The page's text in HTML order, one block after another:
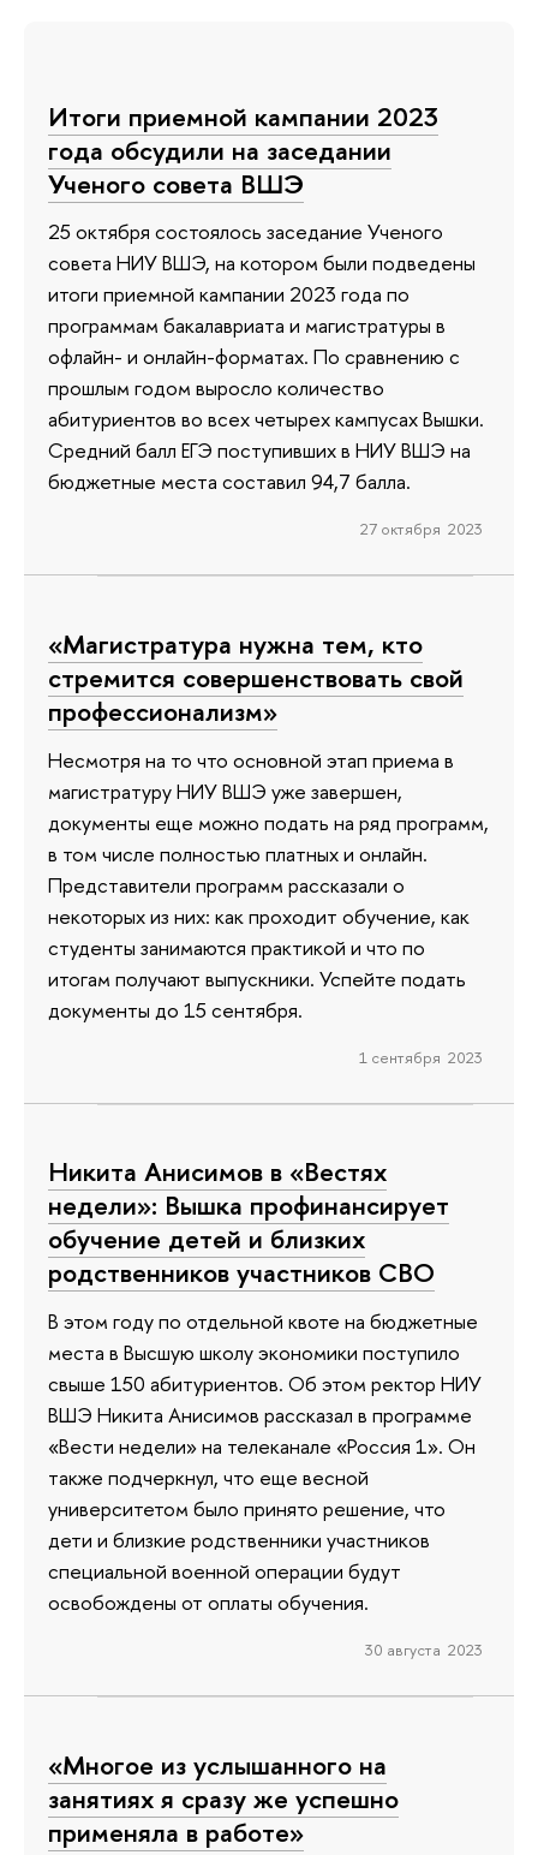
Итоги приемной кампании 2023
года обсудили на заседании
Ученого совета ВШЭ
25 октября состоялось заседание Ученого
совета НИУ ВШЭ, на котором были подведены
итоги приемной кампании 2023 года по
программам бакалавриата и магистратуры в
офлайн- и онлайн-форматах. По сравнению с
прошлым годом выросло количество
абитуриентов во всех четырех кампусах Вышки.
Средний балл ЕГЭ поступивших в НИУ ВШЭ на
бюджетные места составил 94,7 балла.
27 октября 2023
«Магистратура нужна тем, кто
стремится совершенствовать свой
профессионализм»
Несмотря на то что основной этап приема в
магистратуру НИУ ВШЭ уже завершен,
документы еще можно подать на ряд программ,
в том числе полностью платных и онлайн.
Представители программ рассказали о
некоторых из них: как проходит обучение, как
студенты занимаются практикой и что по
итогам получают выпускники. Успейте подать
документы до 15 сентября.
1 сентября 2023
Никита Анисимов в «Вестях
недели»: Вышка профинансирует
обучение детей и близких
родственников участников СВО
В этом году по отдельной квоте на бюджетные
места в Высшую школу экономики поступило
свыше 150 абитуриентов. Об этом ректор НИУ
ВШЭ Никита Анисимов рассказал в программе
«Вести недели» на телеканале «Россия 1». Он
также подчеркнул, что еще весной
университетом было принято решение, что
дети и близкие родственники участников
специальной военной операции будут
освобождены от оплаты обучения.
30 августа 2023
«Многое из услышанного на
занятиях я сразу же успешно
применяла в работе»